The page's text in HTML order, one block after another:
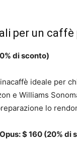
per un
di sconto)
ideale per
e Williams
lo
$ 160 (20% di